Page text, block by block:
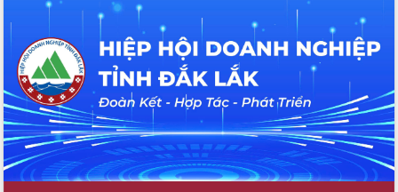
Tháo gỡ những vướng mắc, đẩy mạnh
công tác cải cách thủ tục hành chính
tại Trung tâm Phục vụ hành chính
công tỉnh
Đắk Lắk: Tôn vinh 46 giải pháp tại Hội
thi Sáng tạo Kỹ thuật 2024 - 2025
Đắk Lắk rà soát, điều chỉnh Đề án 190
về phát triển nuôi trồng thủy sản
Phó Chủ tịch UBND tỉnh Đắk Lắk